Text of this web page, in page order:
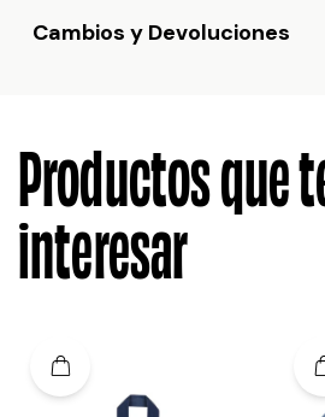
Cambios y Devoluciones
Productos que
interesar